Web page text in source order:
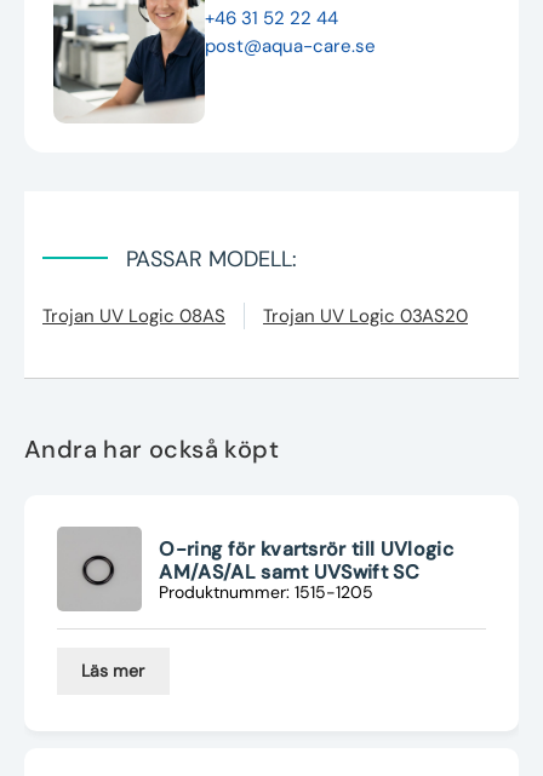
+46 31 52 22 44
post@aqua-care.se
PASSAR MODELL:
Trojan UV Logic 08AS Trojan UV Logic 03AS20
Andra har också köpt
O-ring för kvartsrör till UVlogic
AM/AS/AL samt UVSwift SC
Produktnummer: 1515-1205
Läs mer